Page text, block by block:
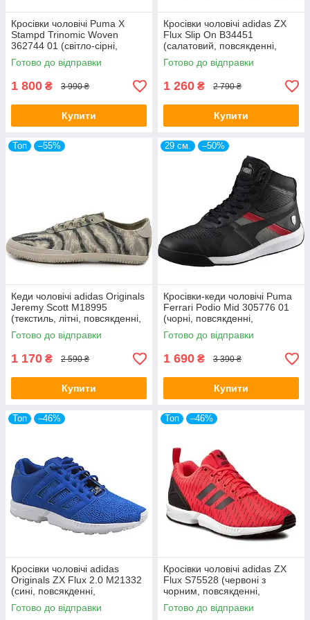
Кросівки чоловічі Puma X
Stampd Trinomic Woven
362744 01 (світло-сірні,
повсякденні, трикотаж, бренд
пума)
Готово до відправки
1 800 ₴ 3 990 ₴
Купити
Кросівки чоловічі adidas ZX
Flux Slip On B34451
(салатовий, повсякденні,
текстильний верх, бренд
адідас)
Готово до відправки
1 260 ₴ 2 790 ₴
Купити
Топ –55%
Кеди чоловічі adidas Originals
Jeremy Scott M18995
(текстиль, літні, повсякденні,
перфоровані, адідас)
Готово до відправки
1 170 ₴ 2 590 ₴
Купити
29 см. –50%
Кросівки-кеди чоловічі Puma
Ferrari Podio Mid 305776 01
(чорні, повсякденні,
перфоровані, бренд пума)
Готово до відправки
1 690 ₴ 3 390 ₴
Купити
Топ –46%
Кросівки чоловічі adidas
Originals ZX Flux 2.0 M21332
(сині, повсякденні,
текстильний верх, бренд
адідас)
Готово до відправки
Топ –46%
Кросівки чоловічі adidas ZX
Flux S75528 (червоні з
чорним, повсякденні,
текстильний верх, бренд
адідас)
Готово до відправки